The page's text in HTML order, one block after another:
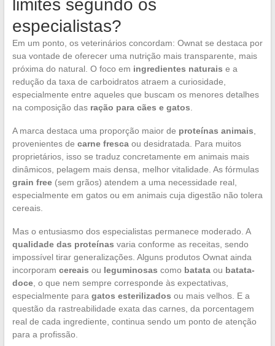
limites segundo os
especialistas?
Em um ponto, os veterinários concordam: Ownat se destaca por
sua vontade de oferecer uma nutrição mais transparente, mais
próxima do natural. O foco em ingredientes naturais e a
redução da taxa de carboidratos atraem a curiosidade,
especialmente entre aqueles que buscam os menores detalhes
na composição das ração para cães e gatos
A marca destaca uma proporção maior de proteínas animais
provenientes de carne frescaou desidratada. Para muitos
proprietários, isso se traduz concretamente em animais mais
dinâmicos, pelagem mais densa, melhor vitalidade. As fórmulas
grain free(sem grãos) atendem a uma necessidade real,
especialmente em gatos ou em animais cuja digestão não tolera
cereais.
Mas o entusiasmo dos especialistas permanece moderado. A
qualidade das proteínas varia conforme as receitas, sendo
impossível tirar generalizações. Alguns produtos Ownat ainda
incorporam cereais ou leguminosas como batataou batata-
doce, o que nem sempre corresponde às expectativas,
especialmente para gatos esterilizados ou mais velhos. E a
questão da rastreabilidade exata das carnes, da porcentagem
real de cada ingrediente, continua sendo um ponto de atenção
para a profissão.